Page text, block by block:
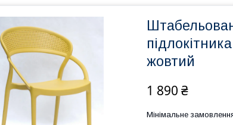
жовтий
1 890 ₴
Мінімальне